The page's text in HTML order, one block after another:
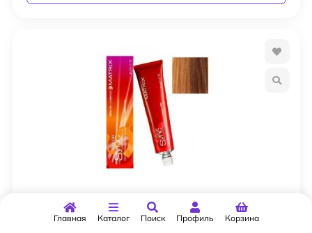
МАТРИКС 8CG КОЛОР.СИНК Светлый Блонд
медно-золотистый 90 мл.
Главная Каталог Поиск Профиль Корзина